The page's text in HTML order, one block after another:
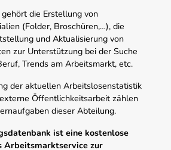
die Erstellung von
(Folder, Broschüren,…), die
und Aktualisierung von
zur Unterstützung bei der Suche
Trends am Arbeitsmarkt, etc.
der aktuellen Arbeitslosenstatistik
Öffentlichkeitsarbeit zählen
dieser Abteilung.
ist eine kostenlose
Arbeitsmarktservice zur